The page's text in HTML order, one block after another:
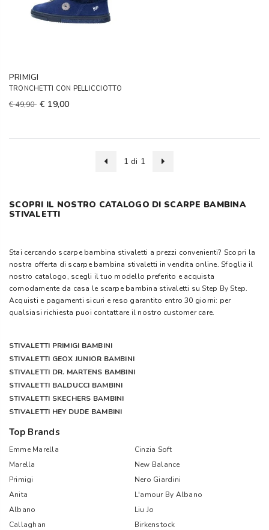
PRIMIGI
TRONCHETTI CON PELLICCIOTTO
€ 49,90 € 19,00
1 di 1
SCOPRI IL NOSTRO CATALOGO DI SCARPE BAMBINA
STIVALETTI
Stai cercando scarpe bambina stivaletti a prezzi convenienti? Scopri la
nostra offerta di scarpe bambina stivaletti in vendita online. Sfoglia il
nostro catalogo, scegli il tuo modello preferito e acquista
comodamente da casa le scarpe bambina stivaletti suStep By Step.
Acquisti e pagamenti sicuri e reso garantito entro 30 giorni: per
qualsiasi richiesta puoi contattare il nostro customer care.
STIVALETTI PRIMIGI BAMBINI
STIVALETTI GEOX JUNIOR BAMBINI
STIVALETTI DR. MARTENS BAMBINI
STIVALETTI BALDUCCI BAMBINI
STIVALETTI SKECHERS BAMBINI
STIVALETTI HEY DUDE BAMBINI
Top Brands
Emme Marella
Cinzia Soft
Marella
New Balance
Primigi
Nero Giardini
Anita
L'amour By Albano
Albano
Liu Jo
Callaghan
Birkenstock